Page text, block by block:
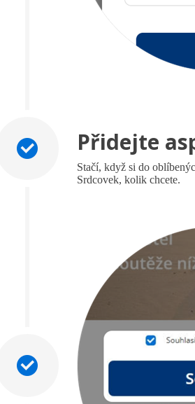
Přidejte
Stačí, když si do
Srdcovek, kolik chcete.